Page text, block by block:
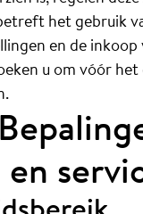
het gebruik
en de
u om vóór